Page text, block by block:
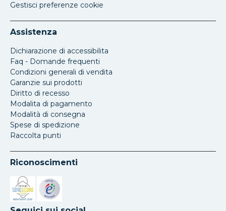
Gestisci preferenze cookie
Assistenza
Dichiarazione di accessibilita
Faq - Domande frequenti
Condizioni generali di vendita
Garanzie sui prodotti
Diritto di recesso
Modalita di pagamento
Modalità di consegna
Spese di spedizione
Raccolta punti
Riconoscimenti
Si apre in una nuova scheda
Si apre in una nuova scheda